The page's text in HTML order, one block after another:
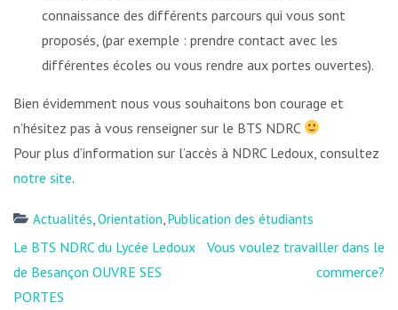
connaissance des différents parcours qui vous sont
proposés, (par exemple : prendre contact avec les
différentes écoles ou vous rendre aux portes ouvertes).
Bien évidemment nous vous souhaitons bon courage et
n’hésitez pas à vous renseigner sur le BTS NDRC
Pour plus d’information sur l’accès à NDRC Ledoux, consultez
notre site.
Actualités Orientation Publication des étudiants
Navigation
de
l’article
Le BTS NDRC du Lycée Ledoux
de Besançon OUVRE SES
PORTES
Vous voulez travailler dans le
commerce?